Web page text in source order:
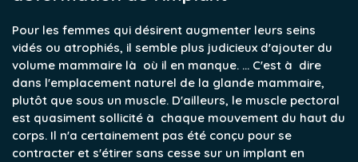
Pour les femmes qui désirent augmenter leurs seins
vidés ou atrophiés, il semble plus judicieux d'ajouter du
volume mammaire là où il en manque. ... C'est à dire
dans l'emplacement naturel de la glande mammaire,
plutôt que sous un muscle. D'ailleurs, le muscle pectoral
est quasiment sollicité à chaque mouvement du haut du
corps. Il n'a certainement pas été conçu pour se
contracter et s'étirer sans cesse sur un implant en